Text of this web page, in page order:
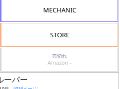
MECHANIC
STORE
売切れ
Amazon -
ーパー